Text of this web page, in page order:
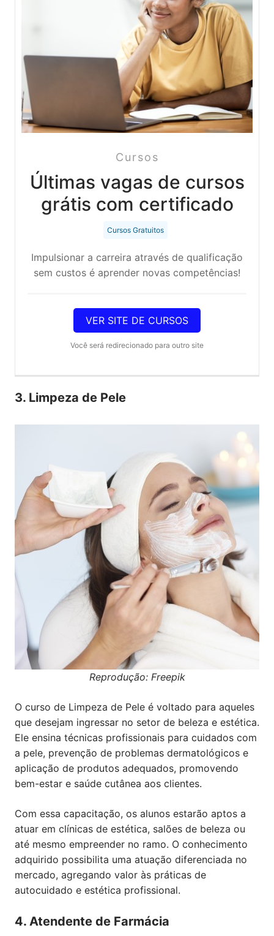
Cursos
Últimas vagas de cursos
grátis com certificado
Cursos Gratuitos
Impulsionar a carreira através de qualificação
sem custos é aprender novas competências!
VER SITE DE CURSOS
Você será redirecionado para outro site
3. Limpeza de Pele
Reprodução: Freepik
O curso de Limpeza de Pele é voltado para aqueles
que desejam ingressar no setor de beleza e estética.
Ele ensina técnicas profissionais para cuidados com
a pele, prevenção de problemas dermatológicos e
aplicação de produtos adequados, promovendo
bem-estar e saúde cutânea aos clientes.
Com essa capacitação, os alunos estarão aptos a
atuar em clínicas de estética, salões de beleza ou
até mesmo empreender no ramo. O conhecimento
adquirido possibilita uma atuação diferenciada no
mercado, agregando valor às práticas de
autocuidado e estética profissional.
4. Atendente de Farmácia